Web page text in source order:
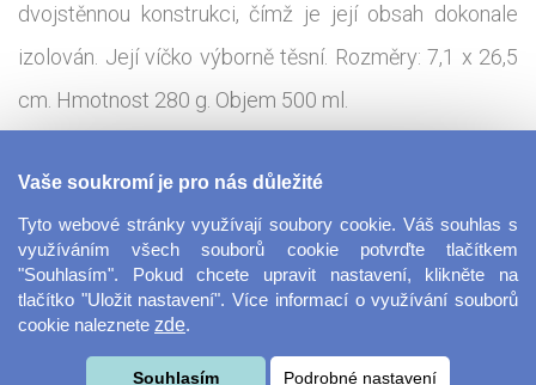
dvojstěnnou konstrukci, čímž je její obsah dokonale
izolován. Její víčko výborně těsní. Rozměry: 7,1 x 26,5
cm. Hmotnost 280 g. Objem 500 ml.
Ocelová láhev ve tvaru Coly je skvělým doplňkem na
turistických cestách. Láhev skvěle udrží váš nápoj
teplý a nebo naopak studený. S vlastním potiskem se z
Vaše soukromí je pro nás důležité
Tyto webové stránky využívají soubory cookie. Váš souhlas s
využíváním všech souborů cookie potvrďte tlačítkem
"Souhlasím". Pokud chcete upravit nastavení, klikněte na
tlačítko "Uložit nastavení". Více informací o využívání souborů
cookie naleznete zde.
Souhlasím Podrobné nastavení